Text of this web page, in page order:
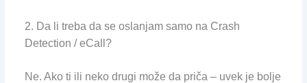
2. Da li treba da se oslanjam samo na Crash
Detection / eCall?
Ne. Ako ti ili neko drugi može da priča – uvek je bolje